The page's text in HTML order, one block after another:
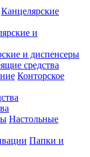
Канцелярские
и диспенсеры
средства
Конторское
Настольные
Папки и